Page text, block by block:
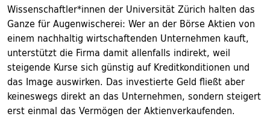
Wissenschaftler*innen der Universität Zürich halten das
Ganze für Augenwischerei: Wer an der Börse Aktien von
einem nachhaltig wirtschaftenden Unternehmen kauft,
unterstützt die Firma damit allenfalls indirekt, weil
steigende Kurse sich günstig auf Kreditkonditionen und
das Image auswirken. Das investierte Geld fließt aber
keineswegs direkt an das Unternehmen, sondern steigert
erst einmal das Vermögen der Aktienverkaufenden.